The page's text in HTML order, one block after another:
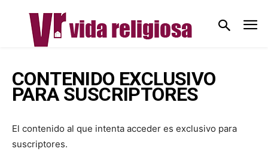
CONTENIDO EXCLUSIVO
PARA SUSCRIPTORES
El contenido al que intenta acceder es exclusivo para
suscriptores.